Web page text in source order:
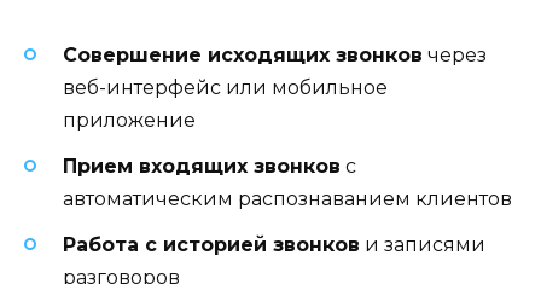
Совершение исходящих звонков через
веб-интерфейс или мобильное
приложение
Прием входящих звонков с
автоматическим распознаванием клиентов
Работа с историей звонков и записями
разговоров